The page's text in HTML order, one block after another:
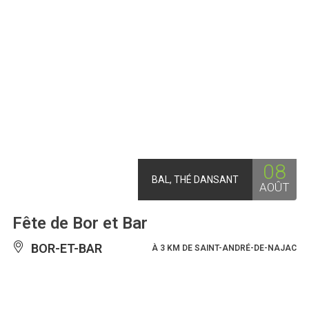
BAL, THÉ DANSANT 08
AOÛT
Fête de Bor et Bar
BOR-ET-BAR À 3 KM DE SAINT-ANDRÉ-DE-NAJAC